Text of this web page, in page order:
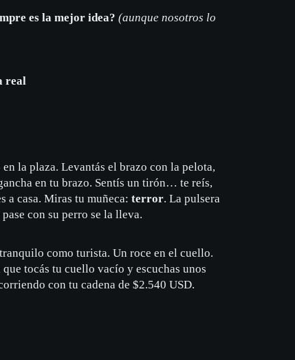
es la mejor idea? (aunque nosotros lo
real
la plaza. Levantás el brazo con la pelota,
en tu brazo. Sentís un tirón… te reís,
a casa. Miras tu muñeca: terror. La pulsera
con su perro se la lleva.
como turista. Un roce en el cuello.
tocás tu cuello vacío y escuchas unos
con tu cadena de $2.540 USD.